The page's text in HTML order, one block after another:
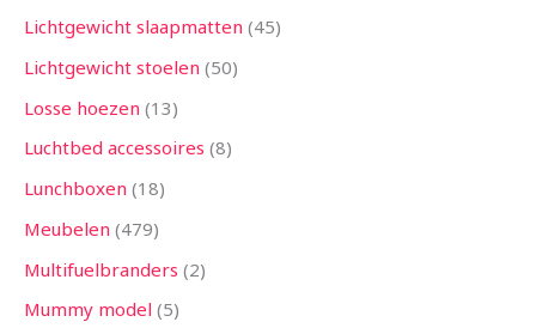
Lichtgewicht slaapmatten 45
Lichtgewicht stoelen 50
Losse hoezen 13
Luchtbed accessoires 8
Lunchboxen 18
Meubelen 479
Multifuelbranders 2
Mummy model 5